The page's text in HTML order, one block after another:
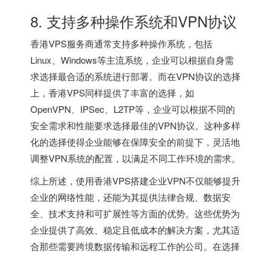
8. 支持多种操作系统和VPN协议
香港VPS服务商通常支持多种操作系统，包括
Linux、Windows等主流系统，企业可以根据自身需
求选择最合适的系统进行部署。而在VPN协议的选择
上，香港VPS同样提供了丰富的选择，如
OpenVPN、IPSec、L2TP等，企业可以根据不同的
安全需求和性能要求选择最佳的VPN协议。这种多样
化的选择使得企业能够在保障安全的前提下，灵活地
调整VPN系统的配置，以满足不同工作环境的需求。
综上所述，使用香港VPS搭建企业VPN不仅能够提升
企业的网络性能，还能为其提供法律合规、数据安
全、技术支持和可扩展性等方面的优势。这些优势为
企业提供了高效、稳定且低成本的解决方案，尤其适
合那些需要跨境数据传输和远程工作的公司。在选择